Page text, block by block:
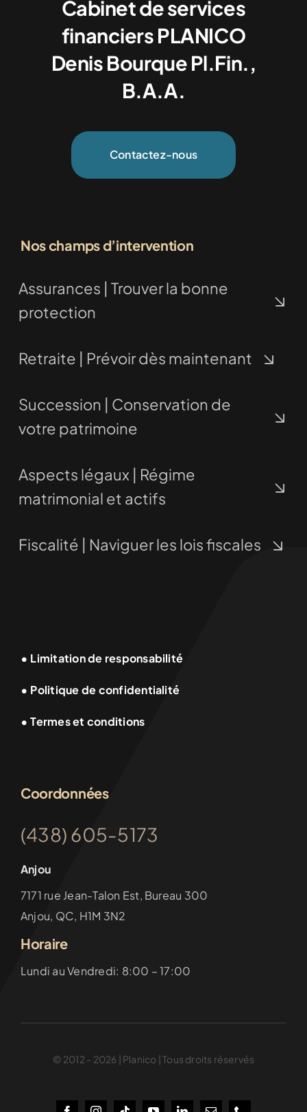
Cabinet de services
financiers PLANICO
Denis Bourque Pl.Fin.,
B.A.A.
Contactez-nous
Nos champs d’intervention
Assurances | Trouver la bonne
protection
Retraite | Prévoir dès maintenant
Succession | Conservation de
votre patrimoine
Aspects légaux | Régime
matrimonial et actifs
Fiscalité | Naviguer les lois fiscales
• Limitation de responsabilité
• Politique de confidentialité
• Termes et conditions
Coordonnées
(438) 605-5173
Anjou
7171 rue Jean-Talon Est, Bureau 300
Anjou, QC, H1M 3N2
Horaire
Lundi au Vendredi: 8:00 – 17:00
© 2012 - 2026 | Planico | Tous droits réservés